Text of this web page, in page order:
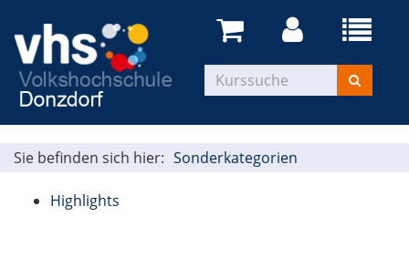
Menü
Kurse
suchen
Sie befinden sich hier: Sonderkategorien
Highlights